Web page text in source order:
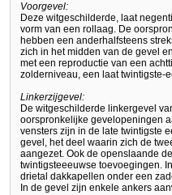
Voorgevel:
Deze witgeschilderde, laat
vorm van een rollaag. De
hebben een anderhalfsteens
zich in het midden van de gevel
met een reproductie van een
zolderniveau, een laat twintigste-
Linkerzijgevel:
De witgeschilderde linkergevel
oorspronkelijke gevelopeningen
vensters zijn in de late twintigste
gevel, het deel waarin zich de
aangezet. Ook de openslaande
twintigsteeeuwse toevoegingen.
drietal dakkapellen onder een
In de gevel zijn enkele ankers